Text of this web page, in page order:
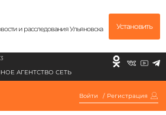
и расследования Ульяновска Установить
АГЕНТСТВО СЕТЬ
Войти / Регистрация